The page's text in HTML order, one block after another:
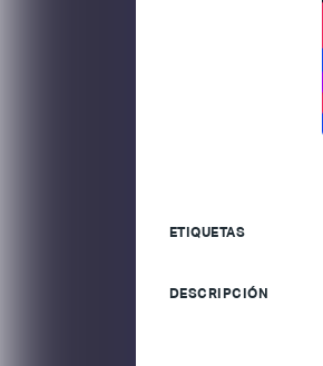
ETIQUETAS
DESCRIPCIÓN